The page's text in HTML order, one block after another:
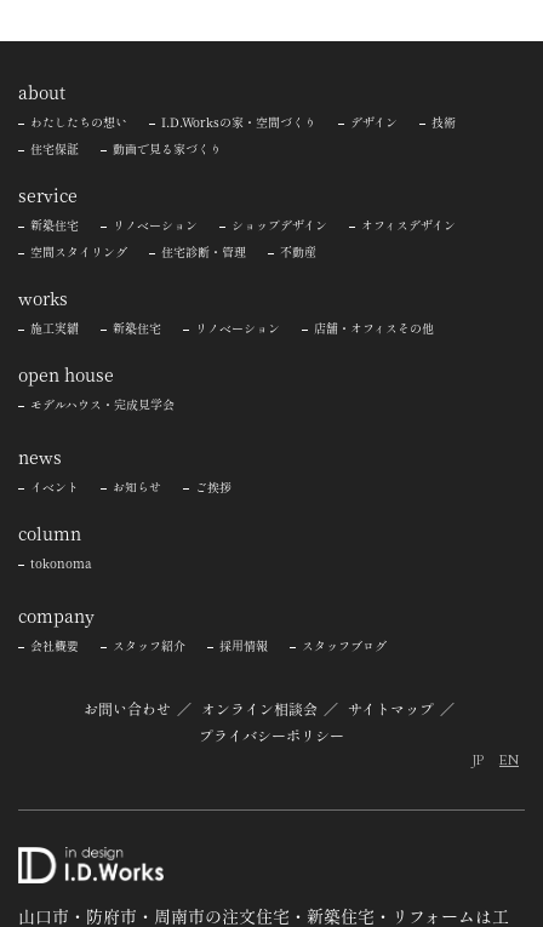
about
わたしたちの想い I.D.Worksの家・空間づくり デザイン 技術
住宅保証 動画で見る家づくり
service
新築住宅 リノベーション ショップデザイン オフィスデザイン
空間スタイリング 住宅診断・管理 不動産
works
施工実績 新築住宅 リノベーション 店舗・オフィスその他
open house
モデルハウス・完成見学会
news
イベント お知らせ ご挨拶
column
tokonoma
company
会社概要 スタッフ紹介 採用情報 スタッフブログ
お問い合わせ オンライン相談会
サイトマップ
プライバシーポリシー
JP EN
山口市・防府市・周南市の注文住宅・新築住宅・リフォームは工